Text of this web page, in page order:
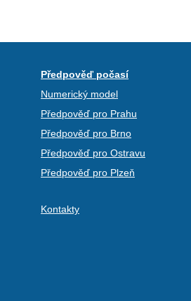
Předpověď počasí
Numerický model
Předpověď pro Prahu
Předpověď pro Brno
Předpověď pro Ostravu
Předpověď pro Plzeň
Kontakty